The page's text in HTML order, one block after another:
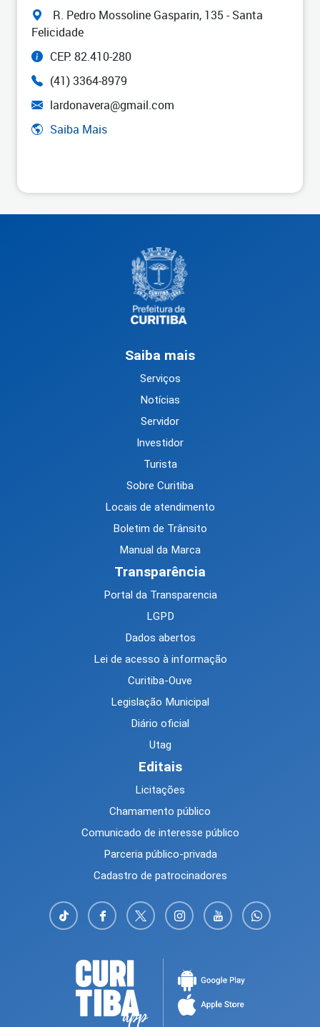
R. Pedro Mossoline Gasparin, 135 - Santa
Felicidade
CEP: 82.410-280
(41) 3364-8979
lardonavera@gmail.com
Saiba Mais
Saiba mais
Serviços
Notícias
Servidor
Investidor
Turista
Sobre Curitiba
Locais de atendimento
Boletim de Trânsito
Manual da Marca
Transparência
Portal da Transparencia
LGPD
Dados abertos
Lei de acesso à informação
Curitiba-Ouve
Legislação Municipal
Diário oficial
Utag
Editais
Licitações
Chamamento público
Comunicado de interesse público
Parceria público-privada
Cadastro de patrocinadores